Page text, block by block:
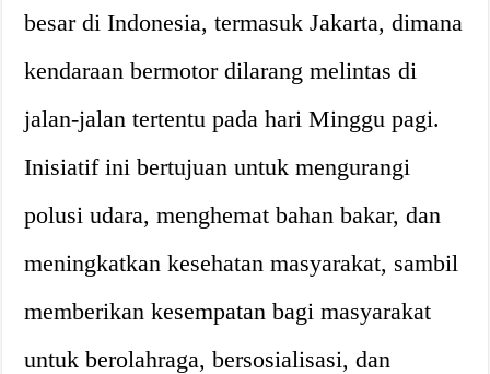
besar di Indonesia, termasuk Jakarta, dimana
kendaraan bermotor dilarang melintas di
jalan-jalan tertentu pada hari Minggu pagi.
Inisiatif ini bertujuan untuk mengurangi
polusi udara, menghemat bahan bakar, dan
meningkatkan kesehatan masyarakat, sambil
memberikan kesempatan bagi masyarakat
untuk berolahraga, bersosialisasi, dan